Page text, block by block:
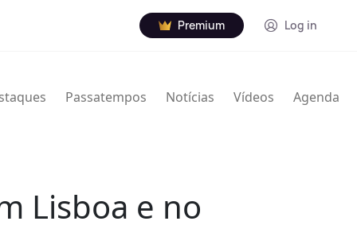
Premium Log in
Passatempos Notícias Vídeos Agenda
Lisboa e no